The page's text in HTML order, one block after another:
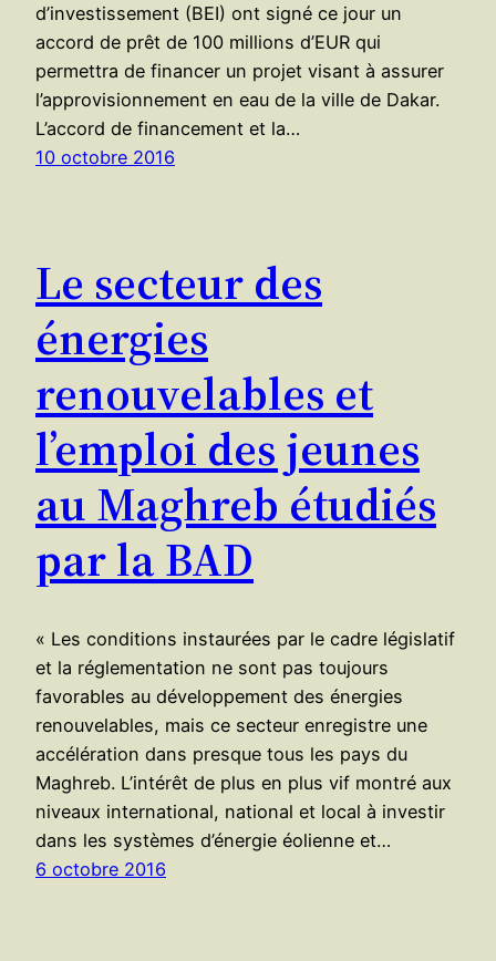
d’investissement (BEI) ont signé ce jour un
accord de prêt de 100 millions d’EUR qui
permettra de financer un projet visant à assurer
l’approvisionnement en eau de la ville de Dakar.
L’accord de financement et la…
10 octobre 2016
Le secteur des
énergies
renouvelables et
l’emploi des jeunes
au Maghreb étudiés
par la BAD
« Les conditions instaurées par le cadre législatif
et la réglementation ne sont pas toujours
favorables au développement des énergies
renouvelables, mais ce secteur enregistre une
accélération dans presque tous les pays du
Maghreb. L’intérêt de plus en plus vif montré aux
niveaux international, national et local à investir
dans les systèmes d’énergie éolienne et…
6 octobre 2016